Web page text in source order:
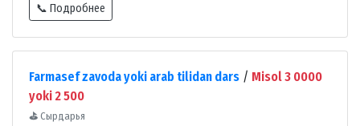
📞 Подробнее
Farmasef zavoda yoki arab tilidan dars / Misol 3 0000
yoki 2 500
⛳ Сырдарья